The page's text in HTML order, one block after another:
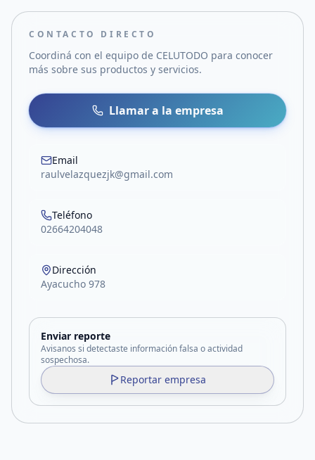
CONTACTO DIRECTO
Coordiná con el equipo de CELUTODO para conocer
más sobre sus productos y servicios.
Llamar a la empresa
Email
raulvelazquezjk@gmail.com
Teléfono
02664204048
Dirección
Ayacucho 978
Enviar reporte
Avisanos si detectaste información falsa o actividad
sospechosa.
Reportar empresa